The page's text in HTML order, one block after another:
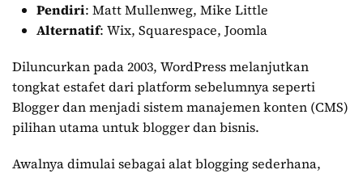
Pendiri: Matt Mullenweg, Mike Little
Alternatif: Wix, Squarespace, Joomla
Diluncurkan pada 2003, WordPress melanjutkan
tongkat estafet dari platform sebelumnya seperti
Blogger dan menjadi sistem manajemen konten (CMS)
pilihan utama untuk blogger dan bisnis.
Awalnya dimulai sebagai alat blogging sederhana,